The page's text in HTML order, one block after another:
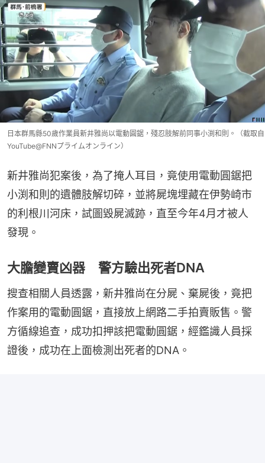
日本群馬縣50歲作業員新井雅尚以電動圓鋸，殘忍肢解前同事小渕和則。（截取自
YouTube@FNNプライムオンライン）
新井雅尚犯案後，為了掩人耳目，竟使用電動圓鋸把
小渕和則的遺體肢解切碎，並將屍塊埋藏在伊勢崎市
的利根川河床，試圖毀屍滅跡，直至今年4月才被人
發現。
大膽變賣凶器 警方驗出死者DNA
搜查相關人員透露，新井雅尚在分屍、棄屍後，竟把
作案用的電動圓鋸，直接放上網路二手拍賣販售。警
方循線追查，成功扣押該把電動圓鋸，經鑑識人員採
證後，成功在上面檢測出死者的DNA。